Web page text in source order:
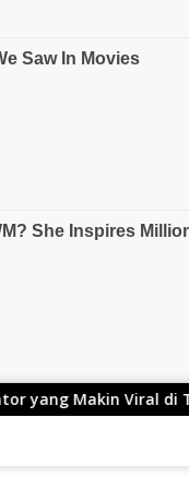
Ucapan